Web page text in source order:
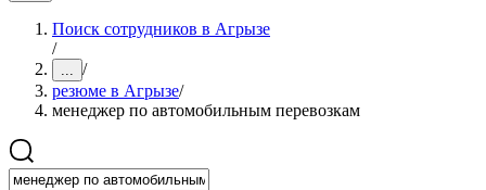
Поиск сотрудников в Агрызе
/
... /
резюме в Агрызе/
менеджер по автомобильным перевозкам